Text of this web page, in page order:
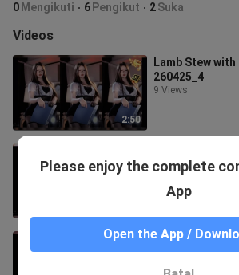
0 Mengikuti 6 Pengikut 2Suka
Videos
2:50
Lamb Stew
260425_4
9 Views
260312_1
22 Views
Too Cool Meme
181 Views
In
Tiếng Việt
Bahasa Melayu
Please enjoy the complete
App
Open the App /